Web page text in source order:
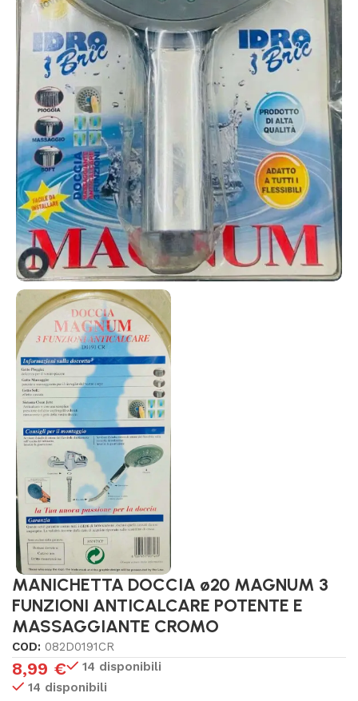
MANICHETTA DOCCIA ø20 MAGNUM 3
FUNZIONI ANTICALCARE POTENTE E
MASSAGGIANTE CROMO
COD: 082D0191CR
8,99 €
14 disponibili
14 disponibili